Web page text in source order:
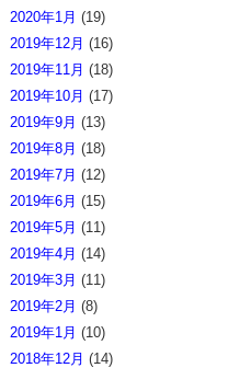
2020年1月 (19)
2019年12月 (16)
2019年11月 (18)
2019年10月 (17)
2019年9月 (13)
2019年8月 (18)
2019年7月 (12)
2019年6月 (15)
2019年5月 (11)
2019年4月 (14)
2019年3月 (11)
2019年2月 (8)
2019年1月 (10)
2018年12月 (14)